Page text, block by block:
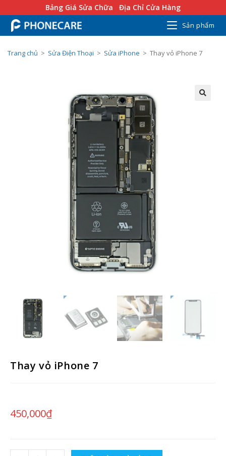
Bảng Giá Sửa Chữa Địa Chỉ Cửa Hàng
Sản phẩm
Trang chủ > Sửa Điện Thoại > Sửa iPhone > Thay vỏ iPhone 7
Thay vỏ iPhone 7
450,000₫